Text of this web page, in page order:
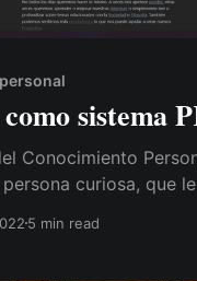
sistema
Conocimiento
curiosa, que
constantemente,
5 min read